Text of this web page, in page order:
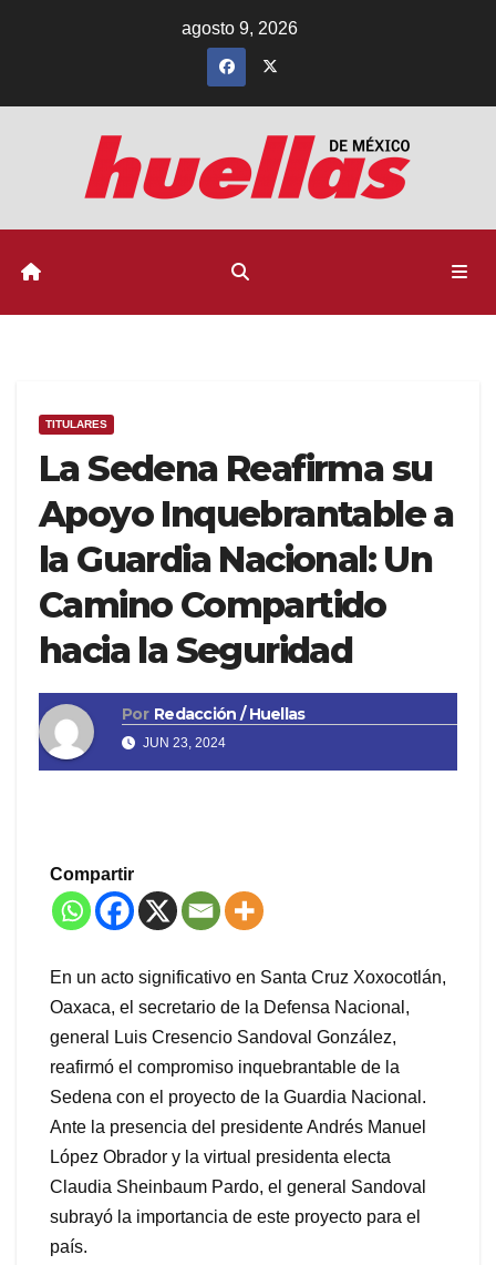
agosto 9, 2026
TITULARES
La Sedena Reafirma su
Apoyo Inquebrantable a
la Guardia Nacional: Un
Camino Compartido
hacia la Seguridad
Por Redacción / Huellas
JUN 23, 2024
Compartir
En un acto significativo en Santa Cruz Xoxocotlán,
Oaxaca, el secretario de la Defensa Nacional,
general Luis Cresencio Sandoval González,
reafirmó el compromiso inquebrantable de la
Sedena con el proyecto de la Guardia Nacional.
Ante la presencia del presidente Andrés Manuel
López Obrador y la virtual presidenta electa
Claudia Sheinbaum Pardo, el general Sandoval
subrayó la importancia de este proyecto para el
país.